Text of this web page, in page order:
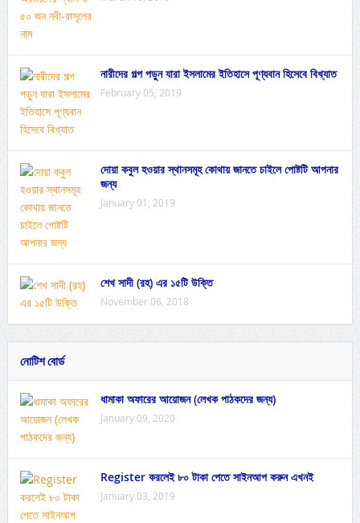
নারীদের গল্প পড়ুন যারা ইসলামের ইতিহাসে পূণ্যবান হিসেবে বিখ্যাত
February 05, 2019
দোয়া কবুল হওয়ার স্থানসমূহ কোথায় জানতে চাইলে পোষ্টটি আপনার
জন্য
January 01, 2019
শেখ সাদী (রহ) এর ১৫টি উক্তি
November 06, 2018
নোটিশ বোর্ড
ধামাকা অফারের আয়োজন (লেখক পাঠকদের জন্য)
January 09, 2020
Register করলেই ৮০ টাকা পেতে সাইনআপ করুন এখনই
January 03, 2019